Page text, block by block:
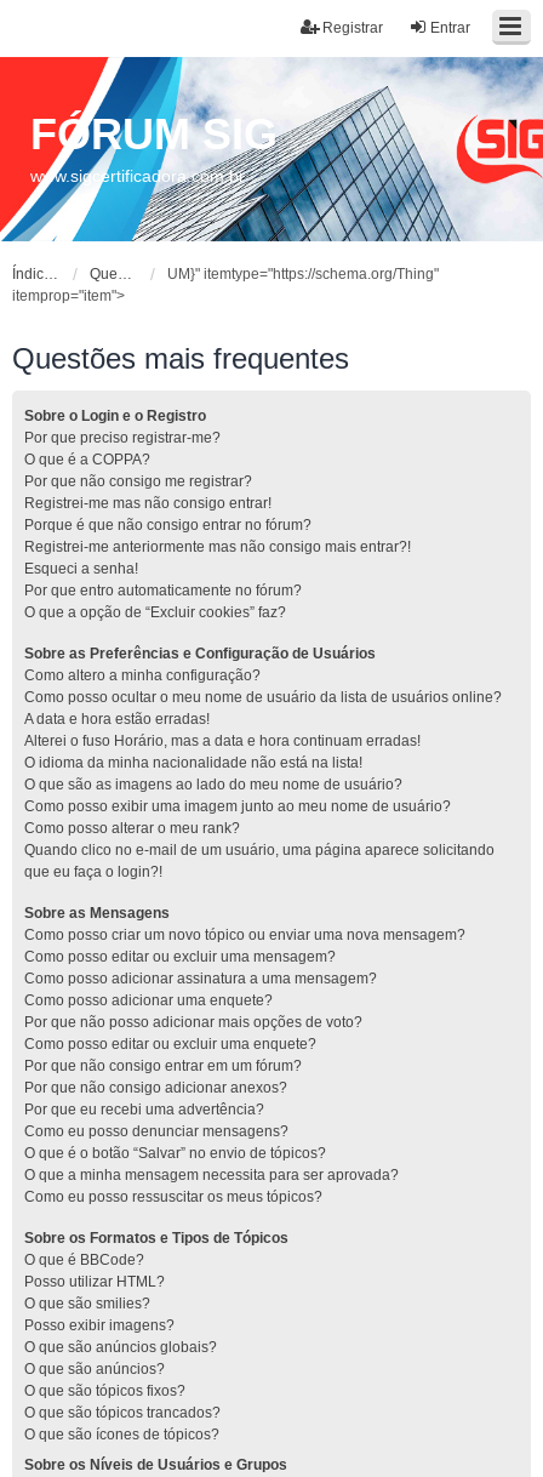
Entrar
Registrar
FÓRUM SIG
www.sigcertificadora.com.br
Índice do fórum Questões mais frequentes
UM}" itemtype="https://schema.org/Thing"
itemprop="item">
Questões mais frequentes
Sobre o Login e o Registro
Por que preciso registrar-me?
O que é a COPPA?
Por que não consigo me registrar?
Registrei-me mas não consigo entrar!
Porque é que não consigo entrar no fórum?
Registrei-me anteriormente mas não consigo mais entrar?!
Esqueci a senha!
Por que entro automaticamente no fórum?
O que a opção de “Excluir cookies” faz?
Sobre as Preferências e Configuração de Usuários
Como altero a minha configuração?
Como posso ocultar o meu nome de usuário da lista de usuários online?
A data e hora estão erradas!
Alterei o fuso Horário, mas a data e hora continuam erradas!
O idioma da minha nacionalidade não está na lista!
O que são as imagens ao lado do meu nome de usuário?
Como posso exibir uma imagem junto ao meu nome de usuário?
Como posso alterar o meu rank?
Quando clico no e-mail de um usuário, uma página aparece solicitando
que eu faça o login?!
Sobre as Mensagens
Como posso criar um novo tópico ou enviar uma nova mensagem?
Como posso editar ou excluir uma mensagem?
Como posso adicionar assinatura a uma mensagem?
Como posso adicionar uma enquete?
Por que não posso adicionar mais opções de voto?
Como posso editar ou excluir uma enquete?
Por que não consigo entrar em um fórum?
Por que não consigo adicionar anexos?
Por que eu recebi uma advertência?
Como eu posso denunciar mensagens?
O que é o botão “Salvar” no envio de tópicos?
O que a minha mensagem necessita para ser aprovada?
Como eu posso ressuscitar os meus tópicos?
Sobre os Formatos e Tipos de Tópicos
O que é BBCode?
Posso utilizar HTML?
O que são smilies?
Posso exibir imagens?
O que são anúncios globais?
O que são anúncios?
O que são tópicos fixos?
O que são tópicos trancados?
O que são ícones de tópicos?
Sobre os Níveis de Usuários e Grupos